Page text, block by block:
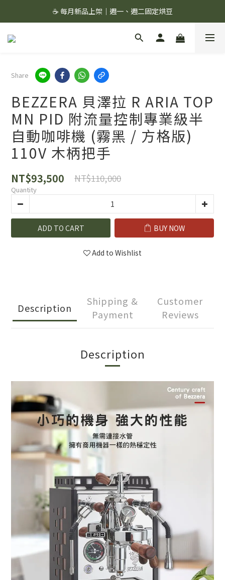
☕ 每月新品上架｜週一、週二固定烘豆
☕ 每月新品上架｜週一、週二固定烘豆
絲綢濾杯＋滔滔配方,組合價 1299 ✨
☕ 每月新品上架｜週一、週二固定烘豆
Share
BEZZERA 貝澤拉 R ARIA TOP
MN PID 附流量控制專業級半
自動咖啡機 (霧黑 / 方格版)
110V 木柄把手
NT$93,500 NT$110,000
Quantity
ADD TO CART BUY NOW
Add to Wishlist
Description
Shipping &
Payment
Customer
Reviews
Description